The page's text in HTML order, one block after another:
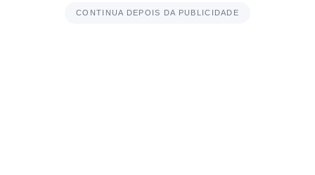
CONTINUA DEPOIS DA PUBLICIDADE